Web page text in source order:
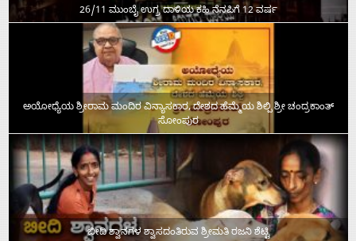
26/11 ಮುಂಬೈ ಉಗ್ರ ದಾಳಿಯ ಕಹಿ ನೆನಪಿಗೆ 12 ವರ್ಷ
ಅಯೋಧ್ಯೆಯ ಶ್ರೀರಾಮ ಮಂದಿರ ವಿನ್ಯಾಸಕಾರ, ದೇಶದ ಹೆಮ್ಮೆಯ ಶಿಲ್ಪಿ ಶ್ರೀ ಚಂದ್ರಕಾಂತ್‌
ಸೋಂಪುರ
ಬೀದಿ ಶ್ವಾನಗಳ ಶ್ವಾಸದಂತಿರುವ ಶ್ರೀಮತಿ ರಜನಿ ಶೆಟ್ಟಿ